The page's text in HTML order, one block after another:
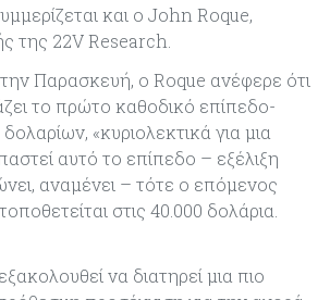
και ο John Roque,
της 22V Research.
Παρασκευή, ο Roque ανέφερε ότι
το πρώτο καθοδικό επίπεδο-
«κυριολεκτικά για μια
αυτό το επίπεδο – εξέλιξη
αναμένει – τότε ο επόμενος
στις 40.000 δολάρια.
να διατηρεί μια πιο